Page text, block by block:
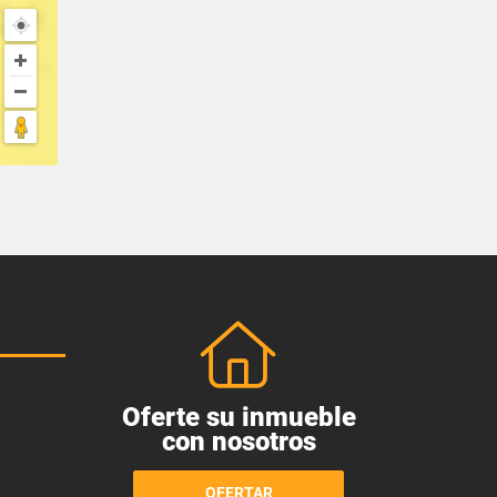
Oferte su inmueble
con nosotros
OFERTAR